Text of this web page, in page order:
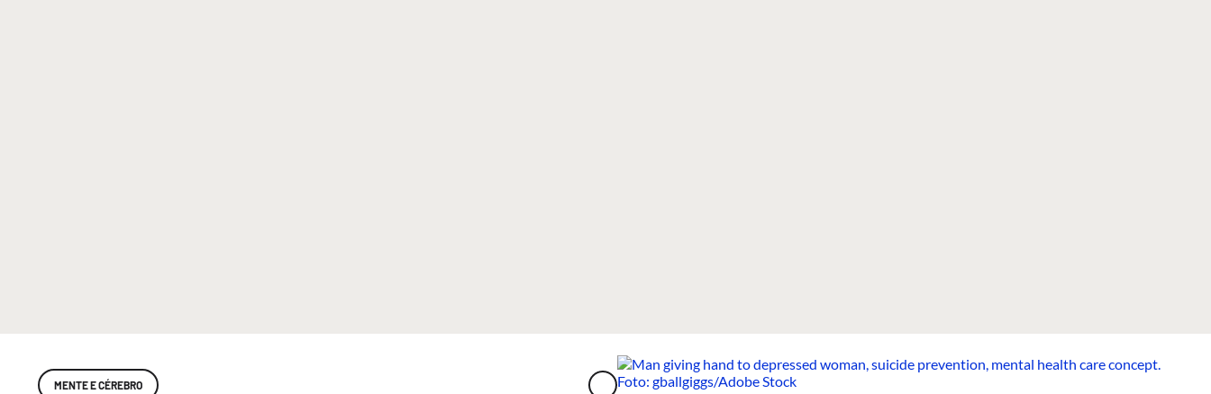
MENTE E CÉREBRO